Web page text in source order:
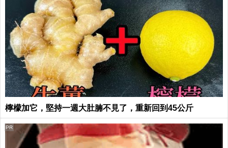
檸檬加它，堅持一週大肚腩不見了，重新回到45公斤
PR